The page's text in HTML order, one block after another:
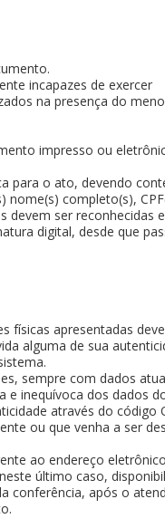
incapazes de exercer
na presença do
impresso ou
para o ato, devendo
nome(s) completo(s),
devem ser reconhecidas
digital, desde que
físicas apresentadas
alguma de sua
sempre com dados
e inequívoca dos dados
através do código
ou que venha a ser
ao endereço
último caso,
conferência, após o